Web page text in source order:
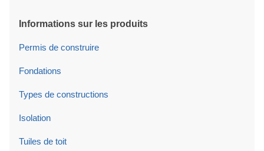
Informations sur les produits
Permis de construire
Fondations
Types de constructions
Isolation
Tuiles de toit